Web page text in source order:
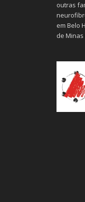
outras
em Belo
de Minas